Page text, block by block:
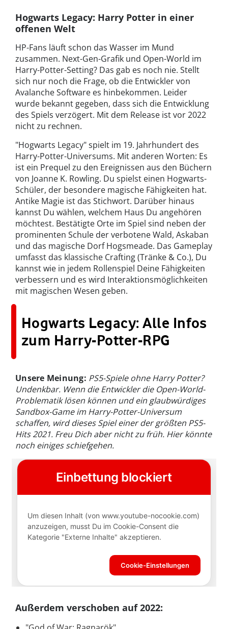
Hogwarts Legacy: Harry Potter in einer
offenen Welt
HP-Fans läuft schon das Wasser im Mund
zusammen. Next-Gen-Grafik und Open-World im
Harry-Potter-Setting? Das gab es noch nie. Stellt
sich nur noch die Frage, ob die Entwickler von
Avalanche Software es hinbekommen. Leider
wurde bekannt gegeben, dass sich die Entwicklung
des Spiels verzögert. Mit dem Release ist vor 2022
nicht zu rechnen.
"Hogwarts Legacy" spielt im 19. Jahrhundert des
Harry-Potter-Universums. Mit anderen Worten: Es
ist ein Prequel zu den Ereignissen aus den Büchern
von Joanne K. Rowling. Du spielst einen Hogwarts-
Schüler, der besondere magische Fähigkeiten hat.
Antike Magie ist das Stichwort. Darüber hinaus
kannst Du wählen, welchem Haus Du angehören
möchtest. Bestätigte Orte im Spiel sind neben der
prominenten Schule der verbotene Wald, Askaban
und das magische Dorf Hogsmeade. Das Gameplay
umfasst das klassische Crafting (Tränke & Co.), Du
kannst wie in jedem Rollenspiel Deine Fähigkeiten
verbessern und es wird Interaktionsmöglichkeiten
mit magischen Wesen geben.
Hogwarts Legacy: Alle Infos
zum Harry-Potter-RPG
Unsere Meinung: PS5-Spiele ohne Harry Potter?
Undenkbar. Wenn die Entwickler die Open-World-
Problematik lösen können und ein glaubwürdiges
Sandbox-Game im Harry-Potter-Universum
schaffen, wird dieses Spiel einer der größten PS5-
Hits 2021. Freu Dich aber nicht zu früh. Hier könnte
noch einiges schiefgehen.
Außerdem verschoben auf 2022: